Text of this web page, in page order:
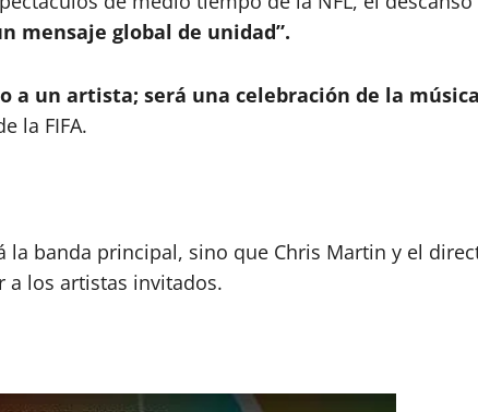
mensaje global de unidad”.
a un artista; será una celebración de la
la FIFA.
banda principal, sino que Chris Martin y el
a los artistas invitados.